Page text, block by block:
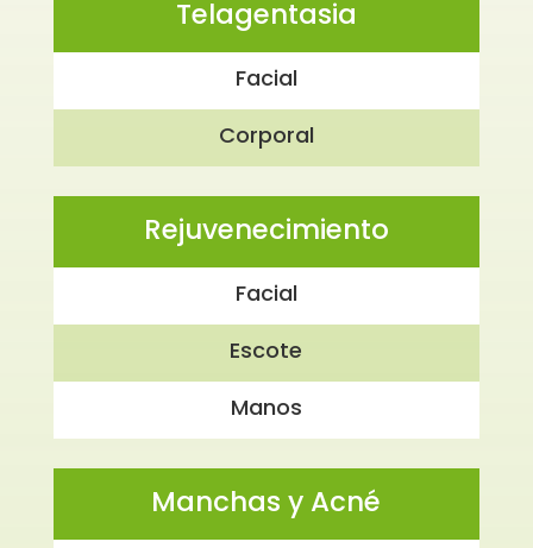
Telagentasia
Facial
Corporal
Rejuvenecimiento
Facial
Escote
Manos
Manchas y Acné